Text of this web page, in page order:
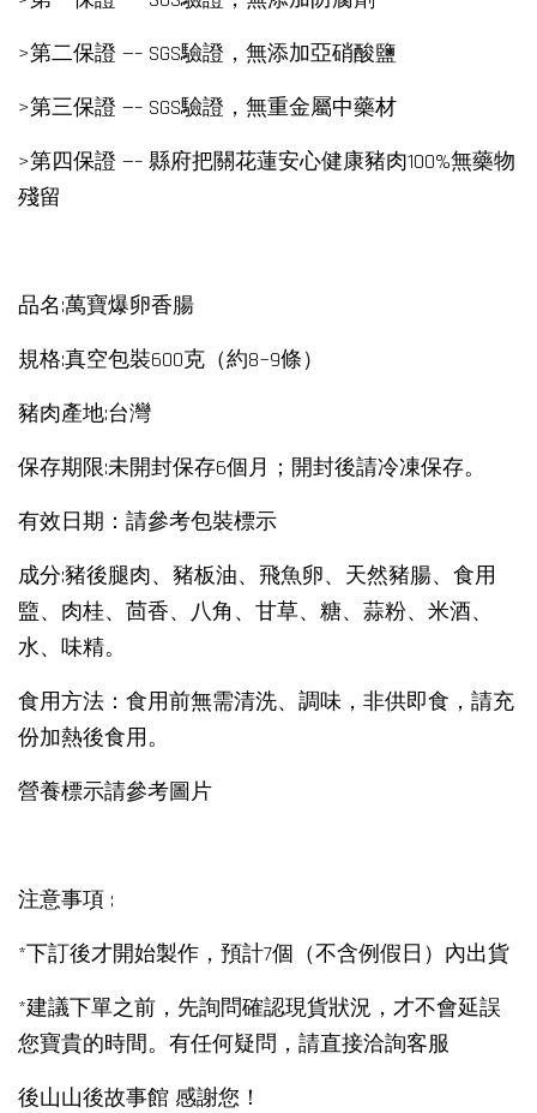
>第二保證 —– SGS驗證，無添加亞硝酸鹽
>第三保證 —– SGS驗證，無重金屬中藥材
>第四保證 —– 縣府把關花蓮安心健康豬肉100%無藥物
殘留
品名:萬寶爆卵香腸
規格:真空包裝600克（約8~9條）
豬肉產地:台灣
保存期限:未開封保存6個月；開封後請冷凍保存。
有效日期：請參考包裝標示
成分:豬後腿肉、豬板油、飛魚卵、天然豬腸、食用
盬、肉桂、茴香、八角、甘草、糖、蒜粉、米酒、
水、味精。
食用方法：食用前無需清洗、調味，非供即食，請充
份加熱後食用。
營養標示請參考圖片
注意事項 :
*下訂後才開始製作，預計7個（不含例假日）內出貨
*建議下單之前，先詢問確認現貨狀況，才不會延誤
您寶貴的時間。有任何疑問，請直接洽詢客服
後山山後故事館 感謝您！